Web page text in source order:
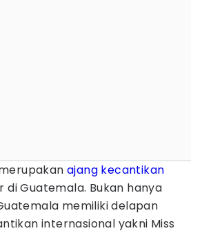
ajang kecantikan
di Guatemala. Bukan hanya
memiliki delapan
internasional yakni Miss